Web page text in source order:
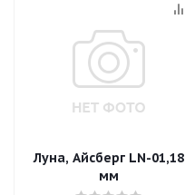
Луна, Айсберг LN-01,18
мм